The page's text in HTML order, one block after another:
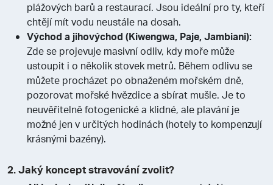
plážových barů a restaurací. Jsou ideální pro ty, kteří
chtějí mít vodu neustále na dosah.
Východ a jihovýchod (Kiwengwa, Paje, Jambiani):
Zde se projevuje masivní odliv, kdy moře může
ustoupit i o několik stovek metrů. Během odlivu se
můžete procházet po obnaženém mořském dně,
pozorovat mořské hvězdice a sbírat mušle. Je to
neuvěřitelně fotogenické a klidné, ale plavání je
možné jen v určitých hodinách (hotely to kompenzují
krásnými bazény).
2. Jaký koncept stravování zvolit?